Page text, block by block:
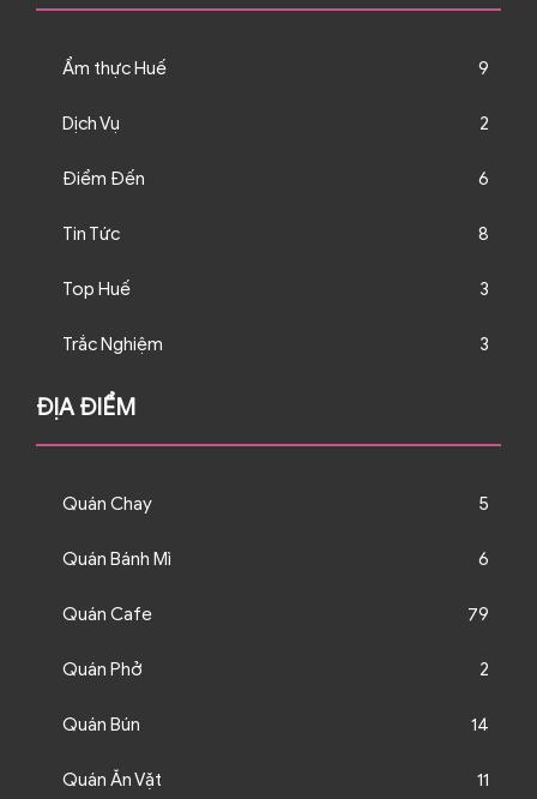
Ẩm thực Huế 9
Dịch Vụ 2
Điểm Đến 6
Tin Tức 8
Top Huế 3
Trắc Nghiệm 3
ĐỊA ĐIỂM
Quán Chay 5
Quán Bánh Mì 6
Quán Cafe 79
Quán Phở 2
Quán Bún 14
Quán Ăn Vặt 11